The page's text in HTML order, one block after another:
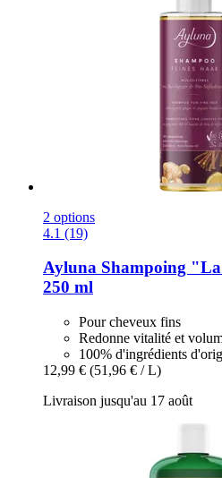
2 options
4.1 (19)
Ayluna Shampoing "La
250 ml
Pour cheveux fins
Redonne vitalité et
100% d'ingrédients
12,99 € (51,96 € / L)
Livraison jusqu'au 17 août